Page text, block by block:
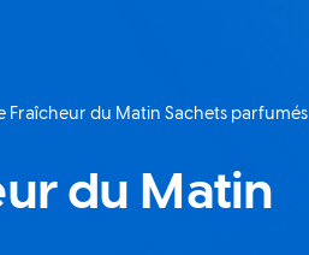
Fraîcheur du Matin Sachets parfumés
du Matin